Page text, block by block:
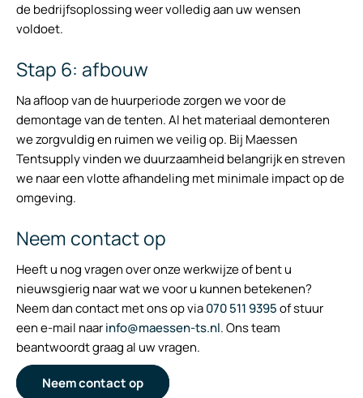
de bedrijfsoplossing weer volledig aan uw wensen
voldoet.
Stap 6: afbouw
Na afloop van de huurperiode zorgen we voor de
demontage van de tenten. Al het materiaal demonteren
we zorgvuldig en ruimen we veilig op. Bij Maessen
Tentsupply vinden we duurzaamheid belangrijk en streven
we naar een vlotte afhandeling met minimale impact op de
omgeving.
Neem contact op
Heeft u nog vragen over onze werkwijze of bent u
nieuwsgierig naar wat we voor u kunnen betekenen?
Neem dan contact met ons op via070 511 9395of stuur
een e-mail naarinfo@maessen-ts.nl. Ons team
beantwoordt graag al uw vragen.
Neem contact op